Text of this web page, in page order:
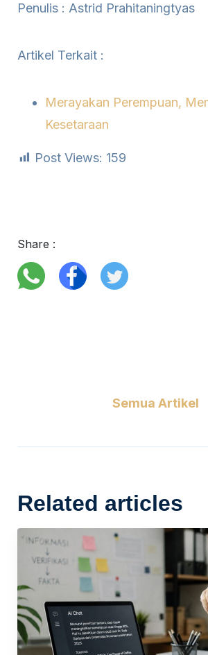
Penulis : Astrid Prahitaningtyas
Artikel Terkait :
Merayakan Perempuan,
Kesetaraan
Post Views: 159
Share :
Semua Artikel
Related articles